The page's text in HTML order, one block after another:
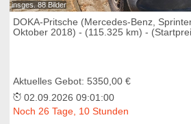
insges. 88 Bilder
DOKA-Pritsche (Mercedes-Benz,
Oktober 2018) - (115.325 km) -
Aktuelles Gebot: 5350,00 €
02.09.2026 09:01:00
Noch 26 Tage, 10 Stunden